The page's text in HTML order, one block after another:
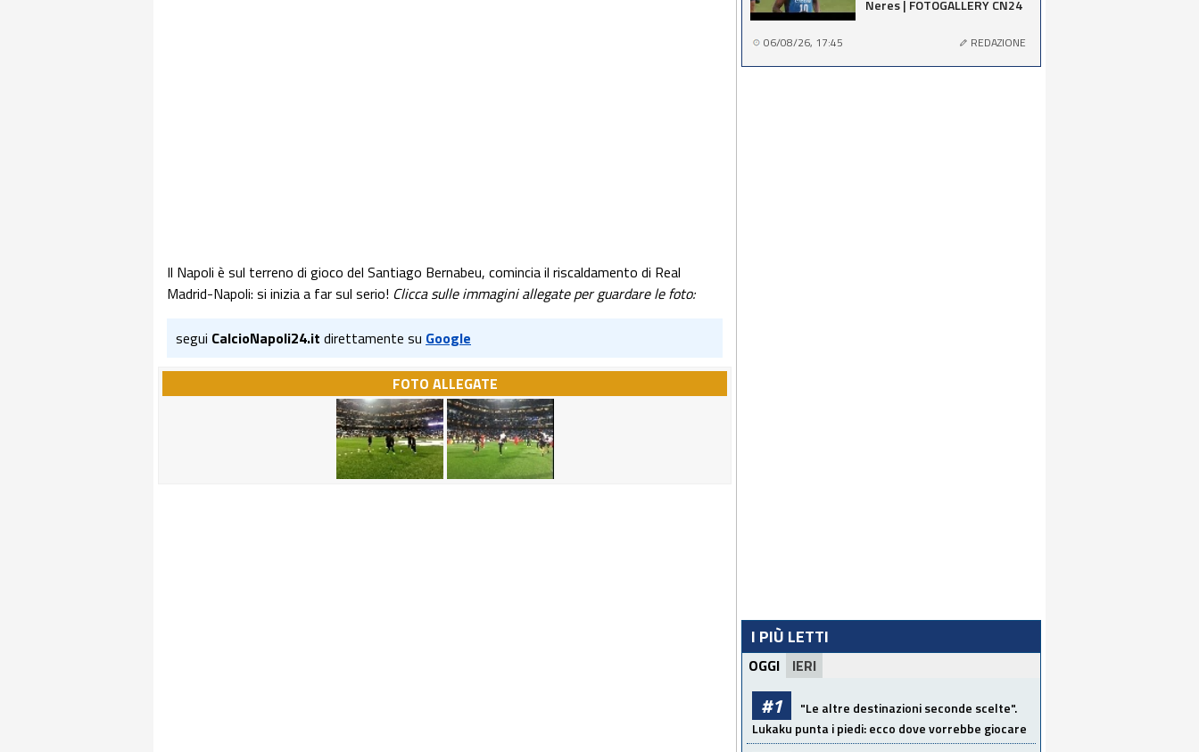
Il Napoli è sul terreno di gioco del Santiago Bernabeu, comincia il riscaldamento di Real
Madrid-Napoli: si inizia a far sul serio! Clicca sulle immagini allegate per guardare le foto:
segui CalcioNapoli24.it direttamente su Google
FOTO ALLEGATE
Neres | FOTOGALLERY CN24
06/08/26, 17:45 REDAZIONE
I PIÙ LETTI
OGGI IERI
#1
"Le altre destinazioni seconde scelte".
Lukaku punta i piedi: ecco dove vorrebbe giocare